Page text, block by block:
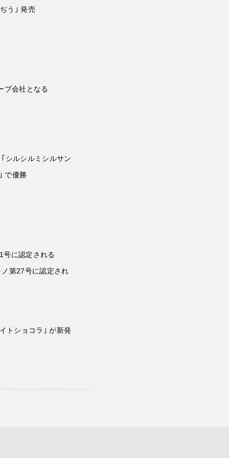
う｣ 発売
プ会社となる
シルシルミシルサン
で優勝
号に認定される
第27号に認定され
トショコラ｣ が新発